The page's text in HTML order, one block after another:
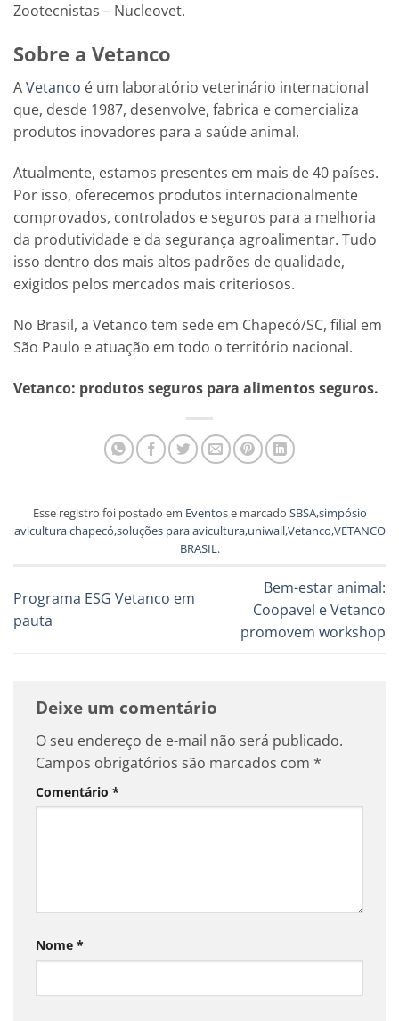
Zootecnistas – Nucleovet.
Sobre a Vetanco
AVetanco é um laboratório veterinário internacional
que, desde 1987, desenvolve, fabrica e comercializa
produtos inovadores para a saúde animal.
Atualmente, estamos presentes em mais de 40 países.
Por isso, oferecemos produtos internacionalmente
comprovados, controlados e seguros para a melhoria
da produtividade e da segurança agroalimentar. Tudo
isso dentro dos mais altos padrões de qualidade,
exigidos pelos mercados mais criteriosos.
No Brasil, a Vetanco tem sede em Chapecó/SC, filial em
São Paulo e atuação em todo o território nacional.
Vetanco: produtos seguros para alimentos seguros.
Esse registro foi postado em Eventose marcado SBSA,simpósio
avicultura chapecó,soluções para avicultura,uniwall,Vetanco,VETANCO
BRASIL.
Programa ESG Vetanco em
pauta
Bem-estar animal:
Coopavel e Vetanco
promovem workshop
Deixe um comentário
O seu endereço de e-mail não será publicado.
Campos obrigatórios são marcados com *
Comentário *
Nome *